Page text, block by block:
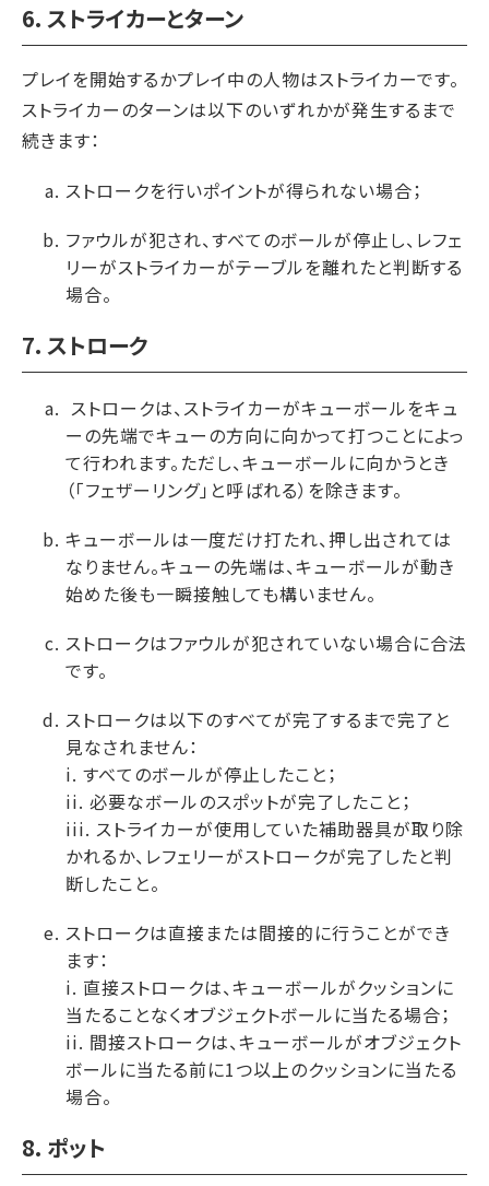
6. ストライカーとターン
プレイを開始するかプレイ中の人物はストライカーです。
ストライカーのターンは以下のいずれかが発生するまで
続きます：
ストロークを行いポイントが得られない場合；
ファウルが犯され、すべてのボールが停止し、レフェ
リーがストライカーがテーブルを離れたと判断する
場合。
7. ストローク
ストロークは、ストライカーがキューボールをキュ
ーの先端でキューの方向に向かって打つことによっ
て行われます。ただし、キューボールに向かうとき
（「フェザーリング」と呼ばれる）を除きます。
キューボールは一度だけ打たれ、押し出されては
なりません。キューの先端は、キューボールが動き
始めた後も一瞬接触しても構いません。
ストロークはファウルが犯されていない場合に合法
です。
ストロークは以下のすべてが完了するまで完了と
見なされません：
i. すべてのボールが停止したこと；
ii. 必要なボールのスポットが完了したこと；
iii. ストライカーが使用していた補助器具が取り除
かれるか、レフェリーがストロークが完了したと判
断したこと。
ストロークは直接または間接的に行うことができ
ます：
i. 直接ストロークは、キューボールがクッションに
当たることなくオブジェクトボールに当たる場合；
ii. 間接ストロークは、キューボールがオブジェクト
ボールに当たる前に1つ以上のクッションに当たる
場合。
8. ポット